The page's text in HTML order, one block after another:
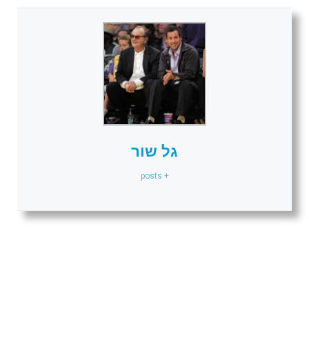
גל שור
+ posts